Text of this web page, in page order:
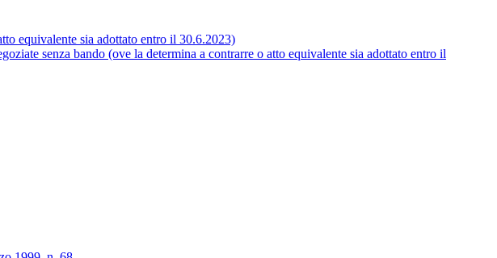
equivalente sia adottato entro il 30.6.2023)
senza bando (ove la determina a contrarre o atto equivalente sia adottato entro il